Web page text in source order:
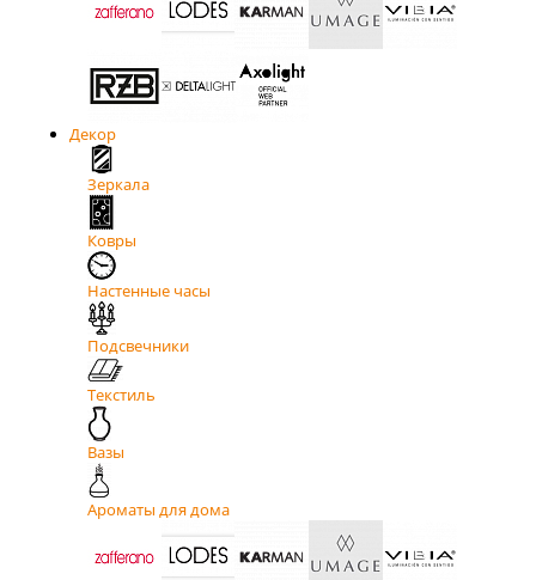
Декор
Зеркала
Ковры
Настенные часы
Подсвечники
Текстиль
Вазы
Ароматы для дома